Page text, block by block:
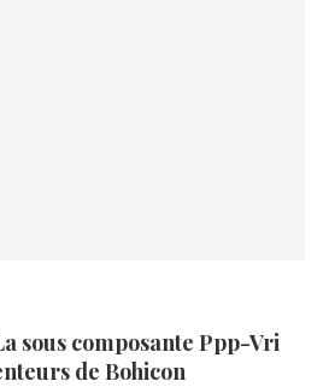
sous composante Ppp-Vri
de Bohicon